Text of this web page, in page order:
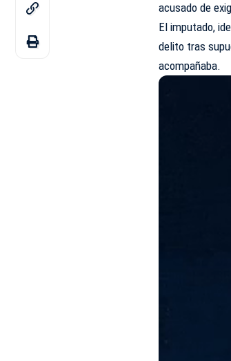
acusado de
El imputado,
delito tras
acompañaba.